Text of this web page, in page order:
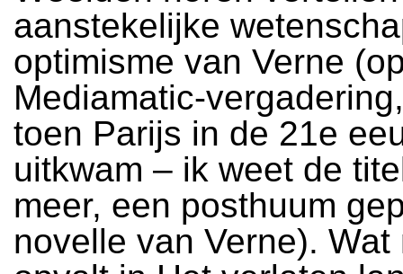
aanstekelijke
optimisme van Verne
Mediamatic-
toen Parijs in de 21e
uitkwam – ik weet de
meer, een posthuum
novelle van Verne). Wat